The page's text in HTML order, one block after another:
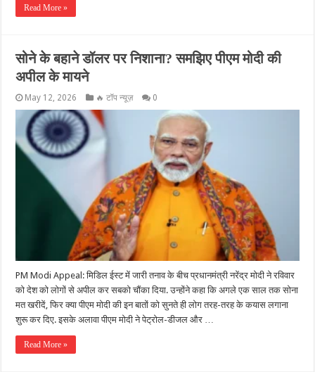
Read More »
सोने के बहाने डॉलर पर निशाना? समझिए पीएम मोदी की
अपील के मायने
May 12, 2026 🔥 टॉप न्यूज़ 0
PM Modi Appeal: मिडिल ईस्ट में जारी तनाव के बीच प्रधानमंत्री नरेंद्र मोदी ने रविवार
को देश को लोगों से अपील कर सबको चौंका दिया. उन्होंने कहा कि अगले एक साल तक सोना
मत खरीदें, फिर क्या पीएम मोदी की इन बातों को सुनते ही लोग तरह-तरह के कयास लगाना
शुरू कर दिए. इसके अलावा पीएम मोदी ने पेट्रोल-डीजल और …
Read More »